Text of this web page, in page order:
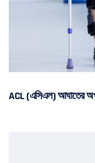
ACL (এসিএল) আঘাতের